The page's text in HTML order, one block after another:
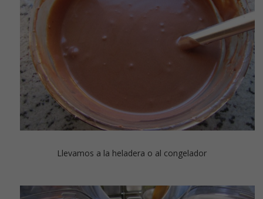
Llevamos a la heladera o al congelador